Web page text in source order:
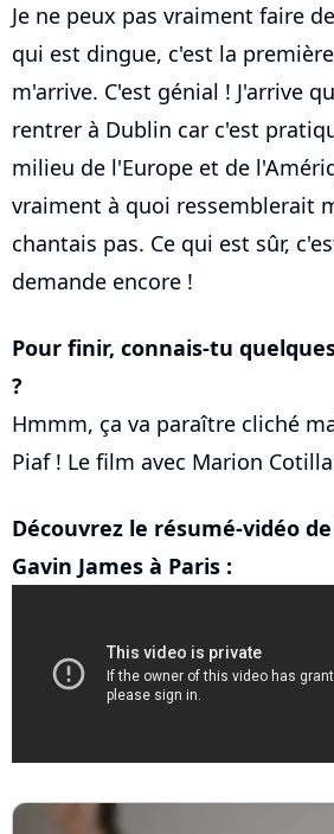
Je ne peux pas vraiment faire
qui est dingue, c'est la
m'arrive. C'est génial ! J'arrive
rentrer à Dublin car c'est
milieu de l'Europe et de
vraiment à quoi ressemblerait
chantais pas. Ce qui est sûr,
demande encore !
Pour finir, connais-tu
?
Hmmm, ça va paraître cliché
Piaf ! Le film avec Marion
Découvrez le résumé-vidéo
Gavin James à Paris :